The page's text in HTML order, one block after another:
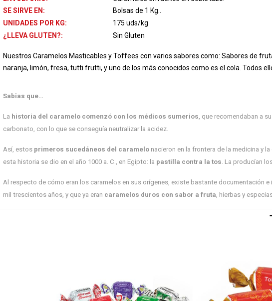
SE SIRVE EN:
Bolsas de 1 Kg..
UNIDADES POR KG:
175 uds/kg
¿LLEVA GLUTEN?:
Sin Gluten
Nuestros Caramelos Masticables y Toffees con varios sabores como: Sabores de
naranja, limón, fresa, tutti frutti, y uno de los más conocidos como es el cola. Todos
Sabias que…
La historia del caramelo comenzó con los médicos sumerios , que recomendaban a
carbonato, con lo que se conseguía neutralizar la acidez.
Así, estos primeros sucedáneos del caramelo nacieron en la frontera de la medicina y
esta historia se dio en el año 1000 a. C., en Egipto: la pastilla contra la tos . La producían
Al respecto de cómo eran los caramelos en sus orígenes, existe bastante documentación e
mil trescientos años, y que ya eran caramelos duros con sabor a fruta , hierbas y